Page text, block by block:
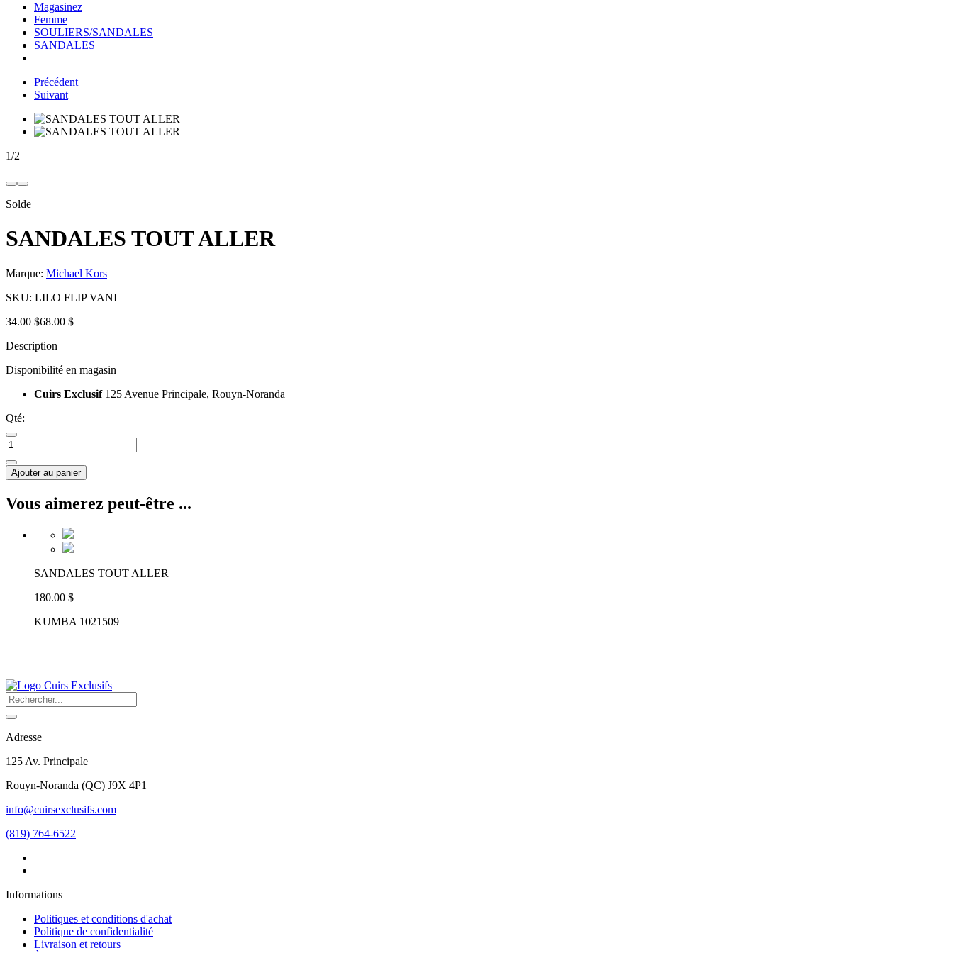
Magasinez
Femme
SOULIERS/SANDALES
SANDALES
Précédent
Suivant
1/2
Solde
SANDALES TOUT ALLER
Marque: Michael Kors
SKU: LILO FLIP VANI
34.00 $68.00 $
Description
Disponibilité en magasin
Cuirs Exclusif 125 Avenue Principale, Rouyn-Noranda
Qté:
Ajouter au panier
Vous aimerez peut-être ...
SANDALES TOUT ALLER
180.00 $
KUMBA 1021509
Adresse
125 Av. Principale
Rouyn-Noranda (QC) J9X 4P1
info@cuirsexclusifs.com
(819) 764-6522
Informations
Politiques et conditions d'achat
Politique de confidentialité
Livraison et retours